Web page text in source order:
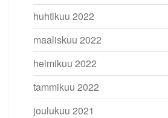
huhtikuu 2022
maaliskuu 2022
helmikuu 2022
tammikuu 2022
joulukuu 2021